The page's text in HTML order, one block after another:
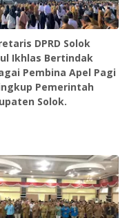
DPRD Solok
Ikhlas Bertindak
Pembina Apel Pagi
Pemerintah
Solok.